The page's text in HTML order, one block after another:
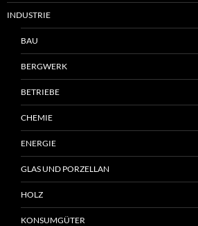
INDUSTRIE
BAU
BERGWERK
BETRIEBE
CHEMIE
ENERGIE
GLAS UND PORZELLAN
HOLZ
KONSUMGÜTER